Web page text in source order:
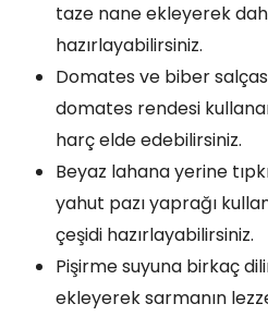
taze nane ekleyerek
hazırlayabilirsiniz.
Domates ve biber
domates rendesi
harç elde edebilirsiniz.
Beyaz lahana yerine
yahut pazı yaprağı
çeşidi hazırlayabilirsiniz.
Pişirme suyuna birkaç
ekleyerek sarmanın